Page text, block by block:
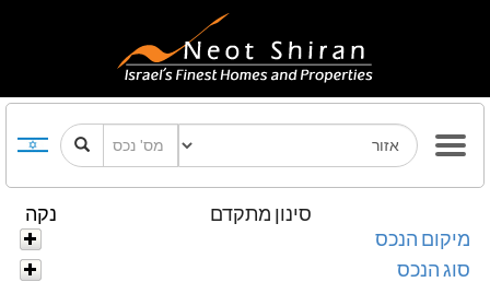
סינון מתקדם
נקה
מיקום הנכס
סוג הנכס